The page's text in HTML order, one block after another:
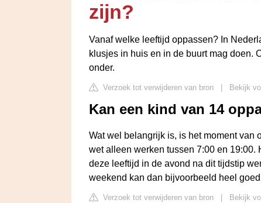
zijn?
Vanaf welke leeftijd oppassen? In
klusjes in huis en in de buurt mag doen.
onder.
Verzoek tot verwijderen van bron Bekijk
Kan een kind van 14
Wat wel belangrijk is, is het moment van
wet alleen werken tussen 7:00 en 19:00.
deze leeftijd in de avond na dit tijdstip
weekend kan dan bijvoorbeeld heel
Verzoek tot verwijderen van bron Bekijk